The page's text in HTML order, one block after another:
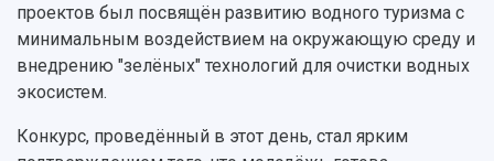
проектов был посвящён развитию водного туризма с
минимальным воздействием на окружающую среду и
внедрению "зелёных" технологий для очистки водных
экосистем.
Конкурс, проведённый в этот день, стал ярким